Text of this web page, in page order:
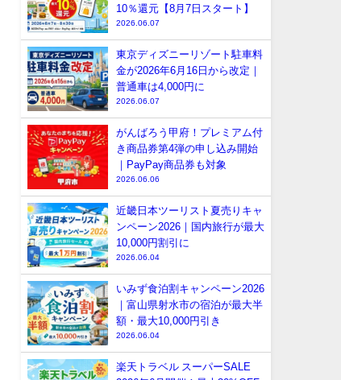
10％還元【8月7日スタート】
2026.06.07
東京ディズニーリゾート駐車料
金が2026年6月16日から改定｜
普通車は4,000円に
2026.06.07
がんばろう甲府！プレミアム付
き商品券第4弾の申し込み開始
｜PayPay商品券も対象
2026.06.06
近畿日本ツーリスト夏売りキャ
ンペーン2026｜国内旅行が最大
10,000円割引に
2026.06.04
いみず食泊割キャンペーン2026
｜富山県射水市の宿泊が最大半
額・最大10,000円引き
2026.06.04
楽天トラベル スーパーSALE